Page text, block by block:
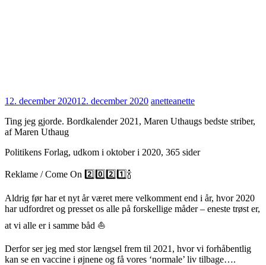
12. december 202012. december 2020 anetteanette
Ting jeg gjorde. Bordkalender 2021, Maren Uthaugs bedste striber,
af Maren Uthaug
Politikens Forlag, udkom i oktober i 2020, 365 sider
Reklame / Come On 2️⃣0️⃣2️⃣1️⃣🍾
Aldrig før har et nyt år været mere velkomment end i år, hvor 2020
har udfordret og presset os alle på forskellige måder – eneste trøst er,
at vi alle er i samme båd ⛵
Derfor ser jeg med stor længsel frem til 2021, hvor vi forhåbentlig
kan se en vaccine i øjnene og få vores ‘normale’ liv tilbage….